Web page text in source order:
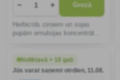
− + Grozā
Herbicīds zirņiem un sojas
pupām emulsijas koncentrāta
veidā viendīgļlapju un
divdīgļlapju nezāļu
Noliktavā > 10 gab
Jūs varat saņemt otrdien, 11.08.